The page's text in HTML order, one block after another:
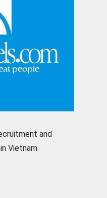
and
Vietnam.